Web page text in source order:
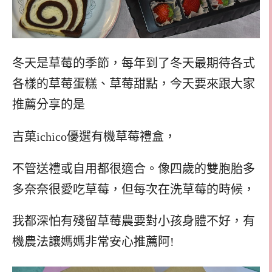
冬天是草莓的季節，每年到了冬天最期待各式
各樣的草莓蛋糕、草莓甜點，今天要來跟大家
推薦分享的是
吉菓ichico優選有機草莓禮盒，
不管送禮或自用都很適合。像四歲的雙胞胎多
多奈奈很愛吃草莓，但每次在洗草莓的時候，
我都深怕有殘留草莓農要對小孩身體不好，有
機農法讓媽媽非常安心推薦阿!